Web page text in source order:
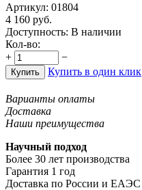
Артикул: 01804
4 160 руб.
Доступность: В наличии
Кол-во:
+
−
Купить Купить в один клик
Варианты оплаты
Доставка
Наши преимущества
Научный подход
Более 30 лет производства
Гарантия 1 год
Доставка по России и ЕАЭС